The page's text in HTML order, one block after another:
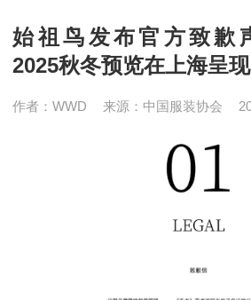
始祖鸟发布官方致歉
2025秋冬预览在上海呈现
作者：WWD 来源：中国服装协会